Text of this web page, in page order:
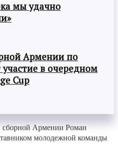
мы удачно
Армении по
в очередном
Cup
сборной Армении Роман
молодежной команды